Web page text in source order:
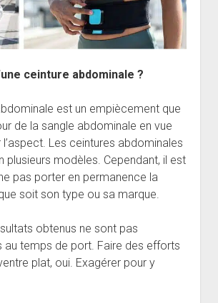
ceinture abdominale ?
est un empiècement que
de la sangle abdominale en vue
l’aspect. Les ceintures abdominales
plusieurs modèles. Cependant, il est
pas porter en permanence la
soit son type ou sa marque.
obtenus ne sont pas
au temps de port. Faire des efforts
plat, oui. Exagérer pour y